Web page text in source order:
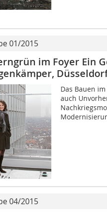
01/2015
im Foyer Ein
Das Bauen
auch
04/2015